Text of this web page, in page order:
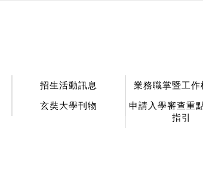
招生活動訊息 業務職掌暨工作
玄奘大學刊物
申請入學審查重
指引